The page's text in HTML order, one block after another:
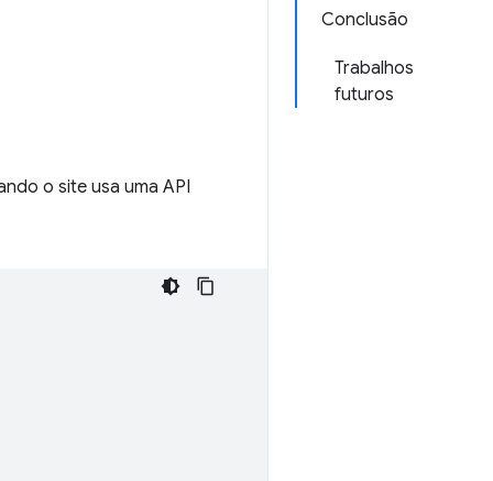
Conclusão
Trabalhos
futuros
o site usa uma API